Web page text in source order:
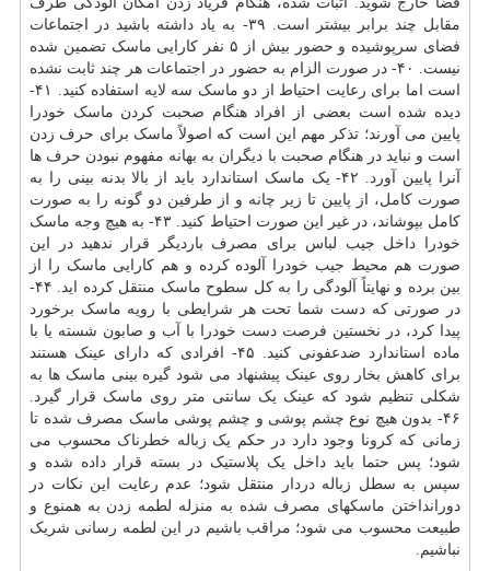
مقابل چند برابر بیشتر است. ۳۹- به یاد داشته باشید در اجتماعات
فضای سرپوشیده و حضور بیش از ۵ نفر کارایی ماسک تضمین شده
نیست. ۴۰- در صورت الزام به حضور در اجتماعات هر چند ثابت نشده
است اما برای رعایت احتیاط از دو ماسک سه لایه استفاده کنید. ۴۱-
دیده شده است بعضی از افراد هنگام صحبت کردن ماسک خودرا
پایین می آورند؛ تذکر مهم این است که اصولاً ماسک برای حرف زدن
است و نباید در هنگام صحبت با دیگران به بهانه مفهوم نبودن حرف ها
آنرا پایین آورد. ۴۲- یک ماسک استاندارد باید از بالا بدنه بینی را به
صورت کامل، از پایین تا زیر چانه و از طرفین دو گونه را به صورت
کامل بپوشاند، در غیر این صورت احتیاط کنید. ۴۳- به هیچ وجه ماسک
خودرا داخل جیب لباس برای مصرف باردیگر قرار ندهید در این
صورت هم محیط جیب خودرا آلوده کرده و هم کارایی ماسک را از
بین برده و نهایتاً آلودگی را به کل سطوح ماسک منتقل کرده اید. ۴۴-
در صورتی که دست شما تحت هر شرایطی با رویه ماسک برخورد
پیدا کرد، در نخستین فرصت دست خودرا با آب و صابون شسته یا با
ماده استاندارد ضدعفونی کنید. ۴۵- افرادی که دارای عینک هستند
برای کاهش بخار روی عینک پیشنهاد می شود گیره بینی ماسک ها به
شکلی تنظیم شود که عینک یک سانتی متر روی ماسک قرار گیرد.
۴۶- بدون هیچ نوع
چشم پوشی و چشم پوشی ماسک مصرف شده تا
زمانی که کرونا وجود دارد در حکم یک زباله خطرناک محسوب می
شود؛ پس حتما باید داخل یک پلاستیک در بسته قرار داده شده و
سپس به سطل زباله دردار منتقل شود؛ عدم رعایت این نکات در
دورانداختن ماسکهای مصرف شده به منزله لطمه زدن به همنوع و
طبیعت محسوب می شود؛ مراقب باشیم در این لطمه رسانی شریک
نباشیم.